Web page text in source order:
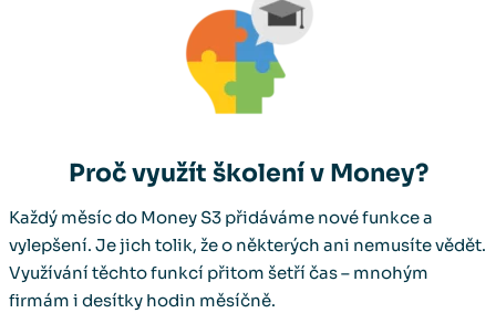
Proč využít školení v Money?
Každý měsíc do Money S3 přidáváme nové funkce a
vylepšení. Je jich tolik, že o některých ani nemusíte vědět.
Využívání těchto funkcí přitom šetří čas – mnohým
firmám i desítky hodin měsíčně.